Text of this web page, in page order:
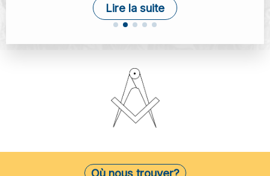
Lire la suite
Où nous trouver?